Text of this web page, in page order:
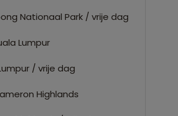
Nationaal Park / vrije dag
Lumpur
/ vrije dag
Highlands